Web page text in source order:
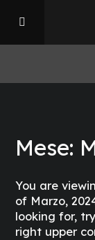
Il Podcast
Chi sono
Episodi
Mese:
You are
of Marzo,
looking for,
right upper